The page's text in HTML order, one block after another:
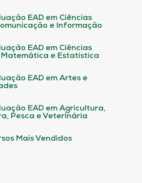
EAD em Ciências
e Informação
EAD em Ciências
Matemática e Estatística
EAD em Artes e
EAD em Agricultura,
Pesca e Veterinária
Mais Vendidos